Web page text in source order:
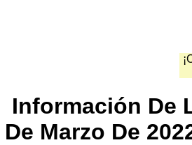
Información De
De Marzo De